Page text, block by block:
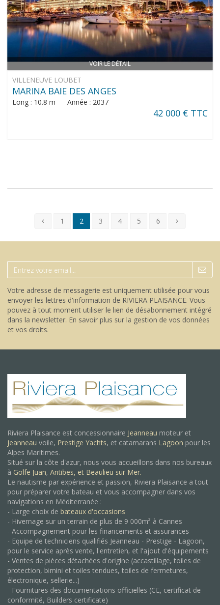
VOIR LE DÉTAIL
VILLENEUVE LOUBET
MARINA BAIE DES ANGES
Long : 10.8 m Année : 2037
42 000 € TTC
1 2 3 4 5 6
Votre adresse de messagerie est uniquement utilisée pour vous
envoyer les lettres d'information de RIVIERA PLAISANCE. Vous
pouvez à tout moment utiliser le lien de désabonnement intégré
dans la newsletter. En savoir plus sur la gestion de vos données
et vos droits.
Riviera Plaisance est concessionnaire Jeanneau moteur et
Jeanneau voile, Prestige Yachts, et catamarans Lagoon pour les
Alpes Maritimes.
Situé sur la côte d'azur, nous vous accueillons dans nos bureaux
à Golfe Juan, Antibes, et Beaulieu sur Mer.
Le nautisme par expérience et passion, Riviera Plaisance a tout
pour préparer votre bateau et vous accompagner dans vos
navigations en Méditerranée :
- Large choix de bateaux d'occasions
- Hivernage sur un terrain de plus de 9 000m² à Cannes
- Accompagnement pour les financements et assurances
- Equipe de techniciens qualifiés Jeanneau - Prestige - Lagoon,
pour le service après vente, l'entretien, et l'ajout d'équipements
- Ventes de pièces détachées d'origine (accastillage, toiles de
protection, bimini et toiles tendues, toiles de fermetures,
électronique, sellerie...)
- Fournitures des documentations officielles (CE, certificat de
conformité, Builders certificate)